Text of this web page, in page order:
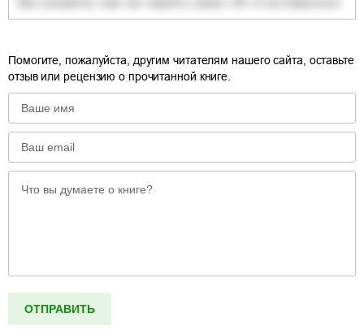
Помогите, пожалуйста, другим читателям нашего сайта, оставьте
отзыв или рецензию о прочитанной книге.